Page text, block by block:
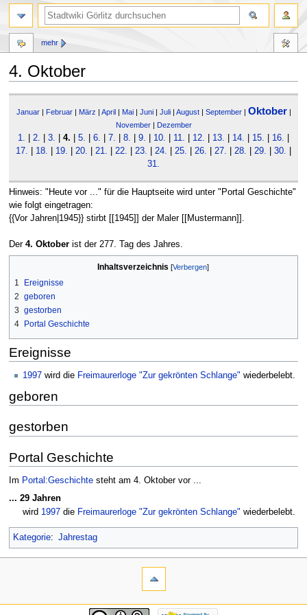
4. Oktober
Navigation
Suche
Januar| Februar| März | April| Mai| Juni| Juli| August| September| Oktober|
November| Dezember
1. 2. 3. 4. 5. 6. 7. 8. 9. 10. 11. 12. 13. 14. 15. 16.
17.
18. 19. 20. 21. 22. 23. 24. 25. 26. 27. 28. 29. 30.
31.
Hinweis: "Heute vor ..." für die Hauptseite wird unter "Portal Geschichte"
wie folgt eingetragen:
{{Vor Jahren|1945}} stirbt [[1945]] der Maler [[Mustermann]].
Der 4. Oktoberist der 277. Tag des Jahres.
Inhaltsverzeichnis
1
Ereignisse
2 geboren
3 gestorben
4
Portal Geschichte
Ereignisse
1997 wird die Freimaurerloge "Zur gekrönten Schlange" wiederbelebt.
geboren
gestorben
Portal Geschichte
Im Portal:Geschichtesteht am 4. Oktober vor ...
... 29 Jahren
wird 1997 die Freimaurerloge "Zur gekrönten Schlange" wiederbelebt.
Kategorie: Jahrestag
mehr